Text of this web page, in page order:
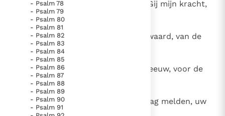
- Psalm 78
- Psalm 79
- Psalm 80
- Psalm 81
- Psalm 82
- Psalm 83
- Psalm 84
- Psalm 85
- Psalm 86
- Psalm 87
- Psalm 88
- Psalm 89
- Psalm 90
- Psalm 91
Gij, o Heer, houd U dan niet ver, Gij mijn kracht,
kom mij ijlings te hulp;
houd mijn leven gered van het zwaard, van de
moedwil der honden dit laatste;
bewaar mij voor de muil van de leeuw, voor de
horens der bisons mij schamele.
Dat mijn broeders uw naam ik mag melden, uw
lof zingen temidden der schare;